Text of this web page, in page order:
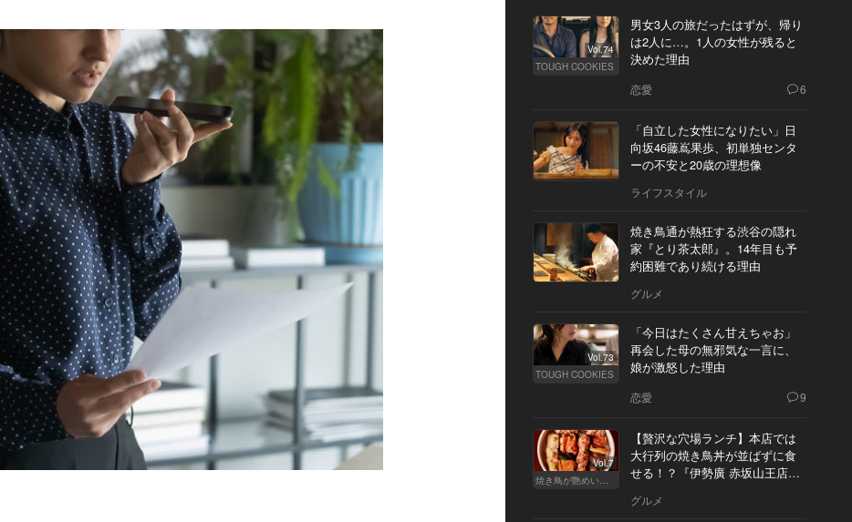
Vol.74
TOUGH COOKIES
男女3人の旅だったはずが、帰り
は2人に…。1人の女性が残ると
決めた理由
恋愛 6
「自立した女性になりたい」日
向坂46藤嶌果歩、初単独センタ
ーの不安と20歳の理想像
ライフスタイル
焼き鳥通が熱狂する渋谷の隠れ
家『とり茶太郎』。14年目も予
約困難であり続ける理由
グルメ
Vol.73
TOUGH COOKIES
「今日はたくさん甘えちゃお」
再会した母の無邪気な一言に、
娘が激怒した理由
恋愛 9
Vol.7
焼き鳥が艶めいてきた
【贅沢な穴場ランチ】本店では
大行列の焼き鳥丼が並ばずに食
せる！？『伊勢廣 赤坂山王店』
グルメ